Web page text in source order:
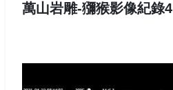
萬山岩雕-獼猴影像紀錄4